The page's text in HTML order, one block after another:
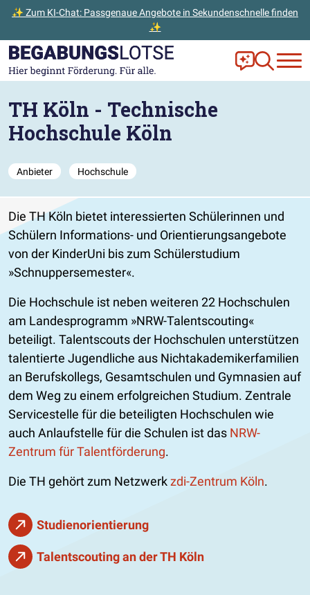
✨ Zum KI-Chat: Passgenaue Angebote in Sekundenschnelle finden
✨
Zum Hauptinhalt der Seite springen
Zur Startseite gehen Frag Ella!
Zur
TH Köln - Technische
Hochschule Köln
Anbieter Hochschule
Die TH Köln bietet interessierten Schülerinnen und
Schülern Informations- und Orientierungsangebote
von der KinderUni bis zum Schülerstudium
Schnuppersemester .
Die Hochschule ist neben weiteren 22 Hochschulen
am Landesprogramm »NRW-Talentscouting«
beteiligt. Talentscouts der Hochschulen unterstützen
talentierte Jugendliche aus Nichtakademikerfamilien
an Berufskollegs, Gesamtschulen und Gymnasien auf
dem Weg zu einem erfolgreichen Studium. Zentrale
Servicestelle für die beteiligten Hochschulen wie
auch Anlaufstelle für die Schulen ist das NRW-
Zentrum für Talentförderung.
Die TH gehört zum Netzwerkzdi-Zentrum Köln.
Studienorientierung
Talentscouting an der TH Köln